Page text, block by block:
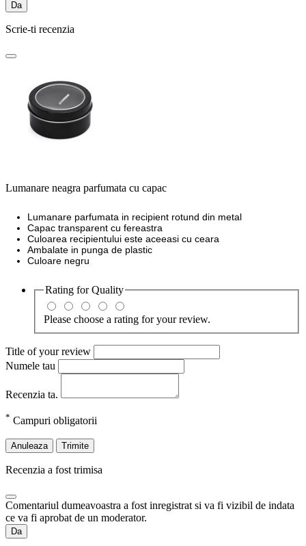
Da
Scrie-ti recenzia
Lumanare neagra parfumata cu capac
Lumanare parfumata in recipient rotund din metal
Capac transparent cu fereastra
Culoarea recipientului este aceeasi cu ceara
Ambalate in punga de plastic
Culoare negru
Rating forQuality
Please choose a rating for your review.
Title of your review
Numele tau
Recenzia ta.
* Campuri obligatorii
Anuleaza Trimite
Recenzia a fost trimisa
Comentariul dumeavoastra a fost inregistrat si va fi vizibil de indata
ce va fi aprobat de un moderator.
Da